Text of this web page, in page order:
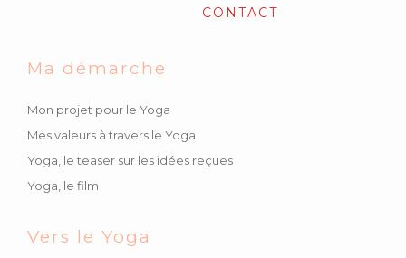
CONTACT
Ma démarche
Mon projet pour le Yoga
Mes valeurs à travers le Yoga
Yoga, le teaser sur les idées reçues
Yoga, le film
Vers le Yoga